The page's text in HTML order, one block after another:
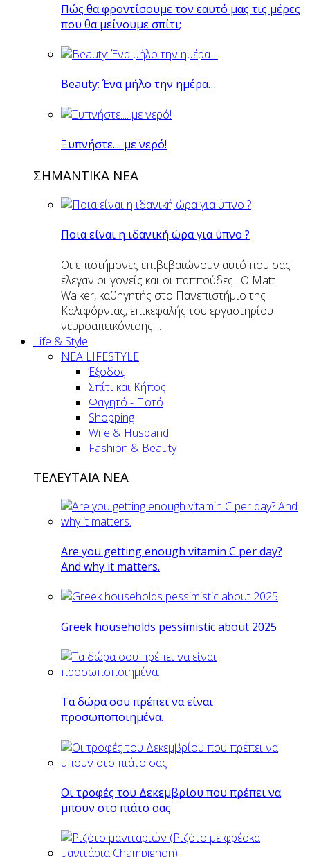
Πώς θα φροντίσουμε τον εαυτό μας τις μέρες
που θα μείνουμε σπίτι;
Beauty: Ένα μήλο την ημέρα…
Ξυπνήστε.... με νερό!
ΣΗΜΑΝΤΙΚΑ ΝΕΑ
Ποια είναι η ιδανική ώρα για ύπνο ?
Οι επιστήμονες επιβεβαιώνουν αυτό που σας
έλεγαν οι γονείς και οι παππούδες. Ο Matt
Walker, καθηγητής στο Πανεπιστήμιο της
Καλιφόρνιας, επικεφαλής του εργαστηρίου
νευροαπεικόνισης,...
Life & Style
ΝΕΑ LIFESTYLE
Έξοδος
Σπίτι και Κήπος
Φαγητό - Ποτό
Shopping
Wife & Husband
Fashion & Beauty
ΤΕΛΕΥΤΑΙΑ ΝΕΑ
Are you getting enough vitamin C per day?
And why it matters.
Greek households pessimistic about 2025
Tα δώρα σου πρέπει να είναι
προσωποποιημένα.
Οι τροφές του Δεκεμβρίου που πρέπει να
μπουν στο πιάτο σας